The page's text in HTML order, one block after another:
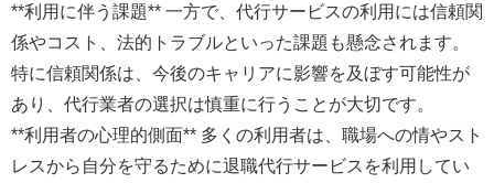
**利用に伴う課題** 一方で、代行サービスの利用には信頼関
係やコスト、法的トラブルといった課題も懸念されます。
特に信頼関係は、今後のキャリアに影響を及ぼす可能性が
あり、代行業者の選択は慎重に行うことが大切です。
**利用者の心理的側面** 多くの利用者は、職場への情やスト
レスから自分を守るために退職代行サービスを利用してい